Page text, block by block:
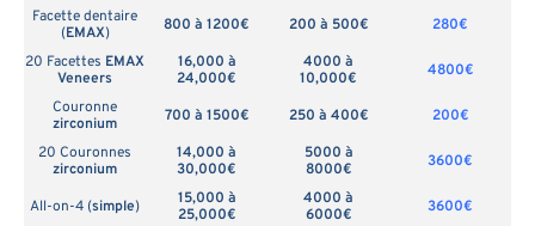
Facette dentaire
(EMAX) 800 à 1200€ 200 à 500€
280€
20 Facettes EMAX
Veneers
16,000 à
24,000€
4000 à
10,000€
4800€
Couronne
zirconium
700 à 1500€ 250 à 400€
200€
20 Couronnes
zirconium
14,000 à
30,000€
5000 à
8000€
3600€
All-on-4 (simple)
15,000 à
25,000€
4000 à
6000€
3600€